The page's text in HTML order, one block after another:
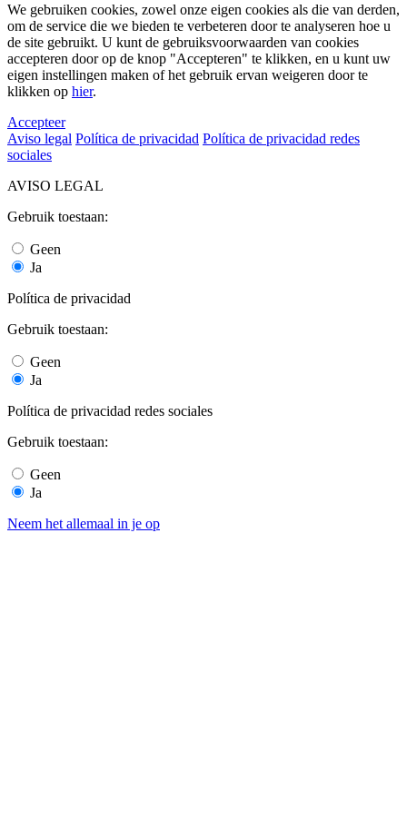
We gebruiken cookies, zowel onze eigen cookies als die van derden,
om de service die we bieden te verbeteren door te analyseren hoe u
de site gebruikt. U kunt de gebruiksvoorwaarden van cookies
accepteren door op de knop "Accepteren" te klikken, en u kunt uw
eigen instellingen maken of het gebruik ervan weigeren door te
klikken op hier.
Accepteer
Aviso legal Política de privacidad Política de privacidad redes
sociales
AVISO LEGAL
Gebruik toestaan:
Geen
Ja
Política de privacidad
Gebruik toestaan:
Geen
Ja
Política de privacidad redes sociales
Gebruik toestaan:
Geen
Ja
Neem het allemaal in je op